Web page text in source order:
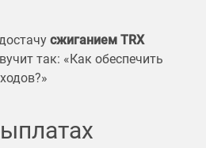
сжиганием TRX
так: «Как обеспечить